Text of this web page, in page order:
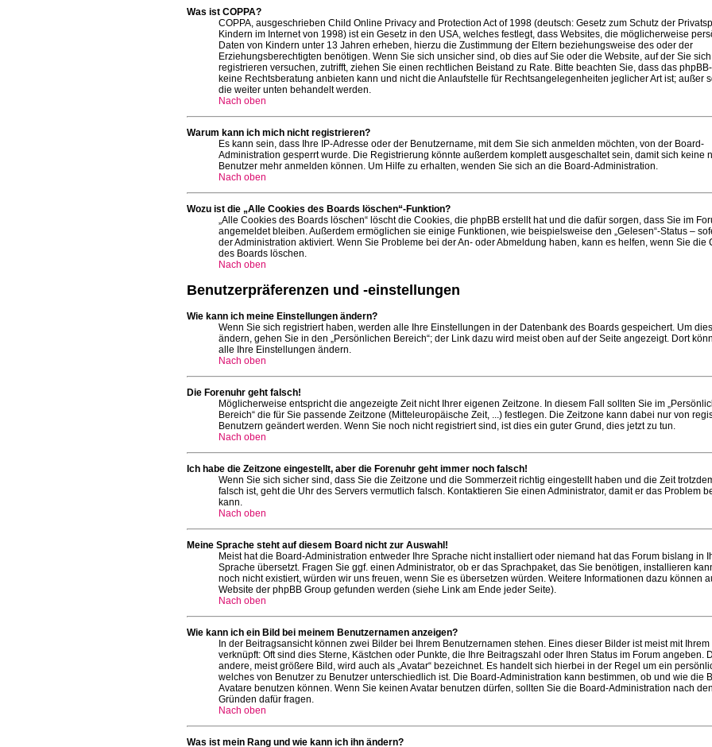
Was ist COPPA?
COPPA, ausgeschrieben Child Online Privacy and Protection Act of 1998 (deutsch: Gesetz zum Schutz der
Kindern im Internet von 1998) ist ein Gesetz in den USA, welches festlegt, dass Websites, die möglicherweise
Daten von Kindern unter 13 Jahren erheben, hierzu die Zustimmung der Eltern beziehungsweise des oder der
Erziehungsberechtigten benötigen. Wenn Sie sich unsicher sind, ob dies auf Sie oder die Website, auf der Sie sich
registrieren versuchen, zutrifft, ziehen Sie einen rechtlichen Beistand zu Rate. Bitte beachten Sie, dass das
keine Rechtsberatung anbieten kann und nicht die Anlaufstelle für Rechtsangelegenheiten jeglicher Art ist; außer
die weiter unten behandelt werden.
Nach oben
Warum kann ich mich nicht registrieren?
Es kann sein, dass Ihre IP-Adresse oder der Benutzername, mit dem Sie sich anmelden möchten, von der Board-
Administration gesperrt wurde. Die Registrierung könnte außerdem komplett ausgeschaltet sein, damit sich keine
Benutzer mehr anmelden können. Um Hilfe zu erhalten, wenden Sie sich an die Board-Administration.
Nach oben
Wozu ist die „Alle Cookies des Boards löschen“-Funktion?
„Alle Cookies des Boards löschen“ löscht die Cookies, die phpBB erstellt hat und die dafür sorgen, dass Sie im
angemeldet bleiben. Außerdem ermöglichen sie einige Funktionen, wie beispielsweise den „Gelesen“-Status –
der Administration aktiviert. Wenn Sie Probleme bei der An- oder Abmeldung haben, kann es helfen, wenn Sie die
des Boards löschen.
Nach oben
Benutzerpräferenzen und -einstellungen
Wie kann ich meine Einstellungen ändern?
Wenn Sie sich registriert haben, werden alle Ihre Einstellungen in der Datenbank des Boards gespeichert. Um
ändern, gehen Sie in den „Persönlichen Bereich“; der Link dazu wird meist oben auf der Seite angezeigt. Dort
alle Ihre Einstellungen ändern.
Nach oben
Die Forenuhr geht falsch!
Möglicherweise entspricht die angezeigte Zeit nicht Ihrer eigenen Zeitzone. In diesem Fall sollten Sie im
Bereich“ die für Sie passende Zeitzone (Mitteleuropäische Zeit, ...) festlegen. Die Zeitzone kann dabei nur von
Benutzern geändert werden. Wenn Sie noch nicht registriert sind, ist dies ein guter Grund, dies jetzt zu tun.
Nach oben
Ich habe die Zeitzone eingestellt, aber die Forenuhr geht immer noch falsch!
Wenn Sie sich sicher sind, dass Sie die Zeitzone und die Sommerzeit richtig eingestellt haben und die Zeit
falsch ist, geht die Uhr des Servers vermutlich falsch. Kontaktieren Sie einen Administrator, damit er das Problem
kann.
Nach oben
Meine Sprache steht auf diesem Board nicht zur Auswahl!
Meist hat die Board-Administration entweder Ihre Sprache nicht installiert oder niemand hat das Forum bislang in
Sprache übersetzt. Fragen Sie ggf. einen Administrator, ob er das Sprachpaket, das Sie benötigen, installieren
noch nicht existiert, würden wir uns freuen, wenn Sie es übersetzen würden. Weitere Informationen dazu können
Website der phpBB Group gefunden werden (siehe Link am Ende jeder Seite).
Nach oben
Wie kann ich ein Bild bei meinem Benutzernamen anzeigen?
In der Beitragsansicht können zwei Bilder bei Ihrem Benutzernamen stehen. Eines dieser Bilder ist meist mit Ihrem
verknüpft: Oft sind dies Sterne, Kästchen oder Punkte, die Ihre Beitragszahl oder Ihren Status im Forum angeben.
andere, meist größere Bild, wird auch als „Avatar“ bezeichnet. Es handelt sich hierbei in der Regel um ein
welches von Benutzer zu Benutzer unterschiedlich ist. Die Board-Administration kann bestimmen, ob und wie die
Avatare benutzen können. Wenn Sie keinen Avatar benutzen dürfen, sollten Sie die Board-Administration nach den
Gründen dafür fragen.
Nach oben
Was ist mein Rang und wie kann ich ihn ändern?